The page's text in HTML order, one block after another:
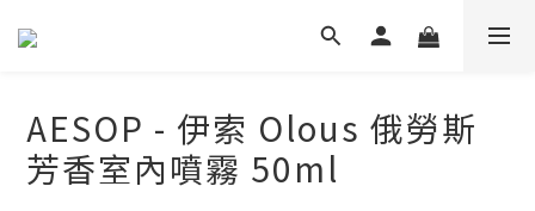
AESOP - 伊索 Olous 俄勞斯
芳香室內噴霧 50ml